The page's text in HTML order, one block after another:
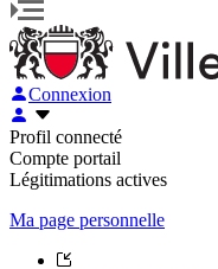
Connexion
Profil connecté
Compte portail
Légitimations actives
Ma page personnelle